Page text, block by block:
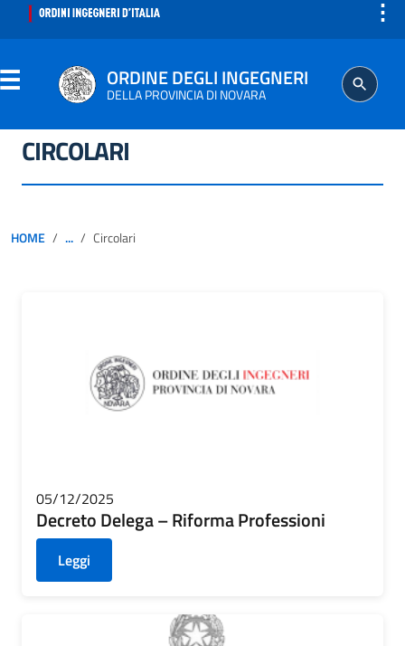
⋮
ORDINE DEGLI INGEGNERI
DELLA PROVINCIA DI NOVARA
ORDINE
AGGIORNAMENTO PROFESSIONALE
CIRCOLARI
HOME ... Circolari
05/12/2025
Decreto Delega – Riforma Professioni
Leggi